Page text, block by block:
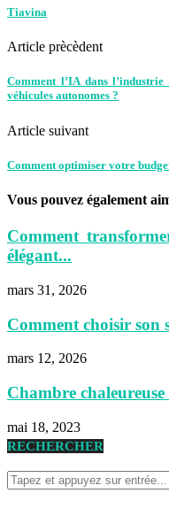
Tiavina
Article prècèdent
Comment l’IA dans
véhicules autonomes ?
Article suivant
Comment optimiser votre
Vous pouvez également
Comment
élégant...
mars 31, 2026
Comment choisir son
mars 12, 2026
Chambre
mai 18, 2023
RECHERCHER